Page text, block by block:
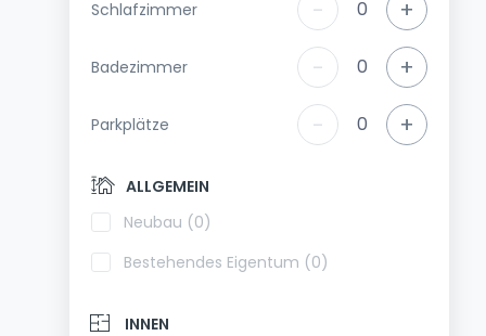
Schlafzimmer - 0 +
Badezimmer - 0 +
Parkplätze - 0 +
ALLGEMEIN
Neubau (0)
Bestehendes Eigentum (0)
INNEN